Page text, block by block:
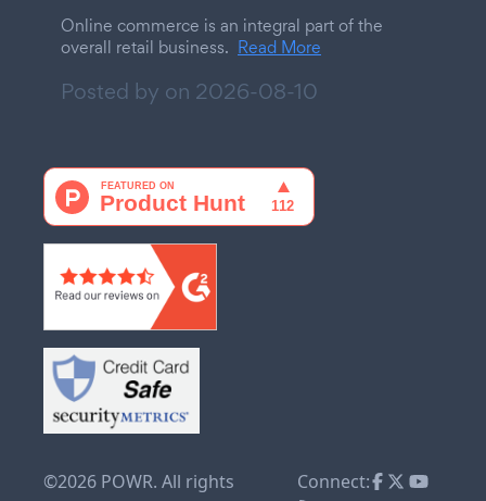
Online commerce is an integral part of the
overall retail business. Read More
Posted by on 2026-08-10
©2026 POWR. All rights
Connect: